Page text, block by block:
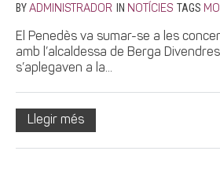
BY ADMINISTRADOR IN NOTÍCIES TAGS
El Penedès va sumar-se a les
amb l’alcaldessa de Berga
s’aplegaven a la...
Llegir més